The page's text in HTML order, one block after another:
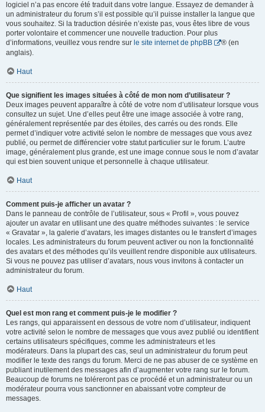
logiciel n’a pas encore été traduit dans votre langue. Essayez de demander à
un administrateur du forum s’il est possible qu’il puisse installer la langue que
vous souhaitez. Si la traduction désirée n’existe pas, vous êtes libre de vous
porter volontaire et commencer une nouvelle traduction. Pour plus
d’informations, veuillez vous rendre sur le site internet de phpBB
® (en
anglais).
Haut
Que signifient les images situées à côté de mon nom d’utilisateur ?
Deux images peuvent apparaître à côté de votre nom d’utilisateur lorsque vous
consultez un sujet. Une d’elles peut être une image associée à votre rang,
généralement représentée par des étoiles, des carrés ou des ronds. Elle
permet d’indiquer votre activité selon le nombre de messages que vous avez
publié, ou permet de différencier votre statut particulier sur le forum. L’autre
image, généralement plus grande, est une image connue sous le nom d’avatar
qui est bien souvent unique et personnelle à chaque utilisateur.
Haut
Comment puis-je afficher un avatar ?
Dans le panneau de contrôle de l’utilisateur, sous « Profil », vous pouvez
ajouter un avatar en utilisant une des quatre méthodes suivantes : le service
« Gravatar », la galerie d’avatars, les images distantes ou le transfert d’images
locales. Les administrateurs du forum peuvent activer ou non la fonctionnalité
des avatars et des méthodes qu’ils veuillent rendre disponible aux utilisateurs.
Si vous ne pouvez pas utiliser d’avatars, nous vous invitons à contacter un
administrateur du forum.
Haut
Quel est mon rang et comment puis-je le modifier ?
Les rangs, qui apparaissent en dessous de votre nom d’utilisateur, indiquent
votre activité selon le nombre de messages que vous avez publié ou identifient
certains utilisateurs spécifiques, comme les administrateurs et les
modérateurs. Dans la plupart des cas, seul un administrateur du forum peut
modifier le texte des rangs du forum. Merci de ne pas abuser de ce système en
publiant inutilement des messages afin d’augmenter votre rang sur le forum.
Beaucoup de forums ne toléreront pas ce procédé et un administrateur ou un
modérateur pourra vous sanctionner en abaissant votre compteur de
messages.